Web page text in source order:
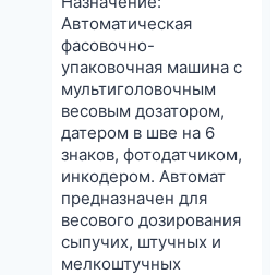
Автоматическая
фасовочно-
упаковочная машина с
мультиголовочным
весовым дозатором,
датером в шве на 6
знаков, фотодатчиком,
инкодером. Автомат
предназначен для
весового дозирования
сыпучих, штучных и
мелкоштучных